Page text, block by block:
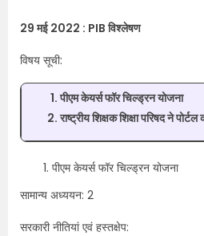
29 मई 2022 : PIB विश्लेषण
विषय सूची:
पीएम केयर्स फॉर चिल्ड्रन योजना
राष्ट्रीय शिक्षक शिक्षा परिषद ने
पीएम केयर्स फॉर चिल्ड्रन योजना
सामान्य अध्ययन: 2
सरकारी नीतियां एवं हस्तक्षेप: